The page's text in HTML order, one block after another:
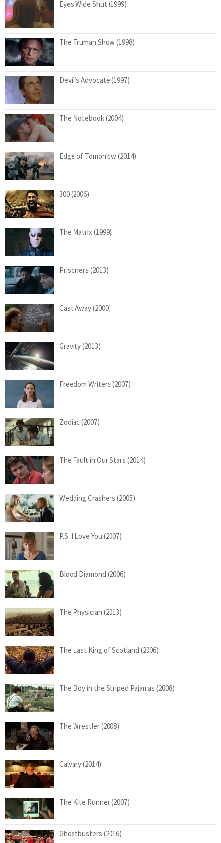
Eyes Wide Shut (1999)
The Truman Show (1998)
Devil’s Advocate (1997)
The Notebook (2004)
Edge of Tomorrow (2014)
300 (2006)
The Matrix (1999)
Prisoners (2013)
Cast Away (2000)
Gravity (2013)
Freedom Writers (2007)
Zodiac (2007)
The Fault in Our Stars (2014)
Wedding Crashers (2005)
P.S. I Love You (2007)
Blood Diamond (2006)
The Physician (2013)
The Last King of Scotland (2006)
The Boy in the Striped Pajamas (2008)
The Wrestler (2008)
Calvary (2014)
The Kite Runner (2007)
Ghostbusters (2016)